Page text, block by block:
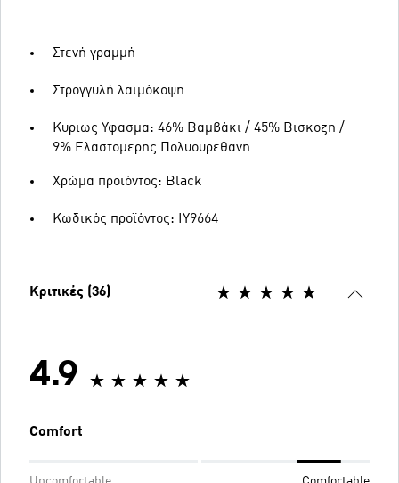
Στενή γραμμή
Στρογγυλή λαιμόκοψη
Κυριως Υφασμα: 46% Βαμβάκι / 45% Βισκοζη /
9% Ελαστομερης Πολυουρεθανη
Χρώμα προϊόντος: Black
Κωδικός προϊόντος: IY9664
Κριτικές (36)
4.9
Comfort